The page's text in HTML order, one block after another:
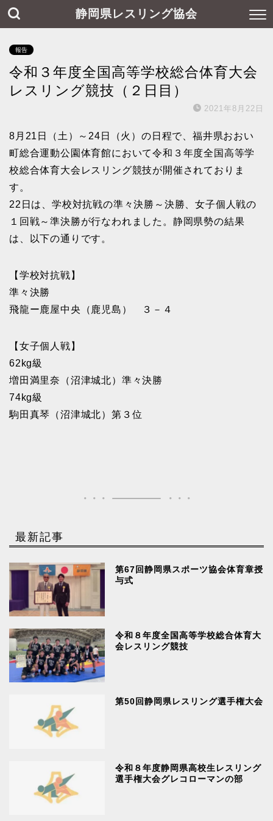
静岡県レスリング協会
報告
令和３年度全国高等学校総合体育大会
レスリング競技（２日目）
2021年8月22日
8月21日（土）～24日（火）の日程で、福井県おおい
町総合運動公園体育館において令和３年度全国高等学
校総合体育大会レスリング競技が開催されておりま
す。
22日は、学校対抗戦の準々決勝～決勝、女子個人戦の
１回戦～準決勝が行なわれました。静岡県勢の結果
は、以下の通りです。
【学校対抗戦】
準々決勝
飛龍ー鹿屋中央（鹿児島） ３－４
【女子個人戦】
62kg級
増田満里奈（沼津城北）準々決勝
74kg級
駒田真琴（沼津城北）第３位
最新記事
第67回静岡県スポーツ協会体育章授
与式
令和８年度全国高等学校総合体育大
会レスリング競技
第50回静岡県レスリング選手権大会
令和８年度静岡県高校生レスリング
選手権大会グレコローマンの部